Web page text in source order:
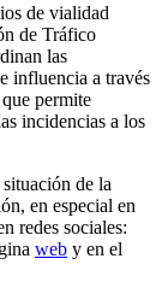
de vialidad
de Tráfico
las
influencia a través
permite
incidencias a los
de la
en especial en
redes sociales:
web y en el